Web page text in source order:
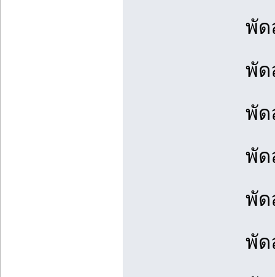
พัด
พัด
พัด
พัด
พัด
พัด